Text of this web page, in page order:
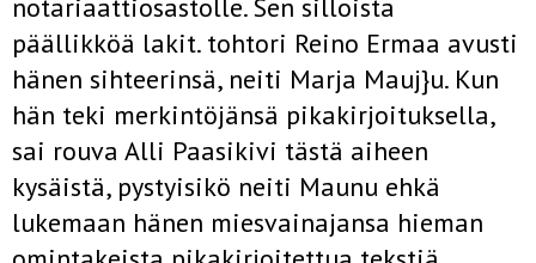
notariaattiosastolle. Sen silloista
päällikköä lakit. tohtori Reino Ermaa avusti
hänen sihteerinsä, neiti Marja Mauj}u. Kun
hän teki merkintöjänsä pikakirjoituksella,
sai rouva Alli Paasikivi tästä aiheen
kysäistä, pystyisikö neiti Maunu ehkä
lukemaan hänen miesvainajansa hieman